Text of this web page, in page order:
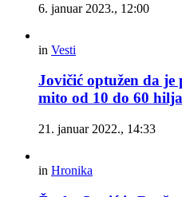
6. januar 2023., 12:00
in Vesti
Jovičić optužen da je
mito od 10 do 60
21. januar 2022., 14:33
in Hronika